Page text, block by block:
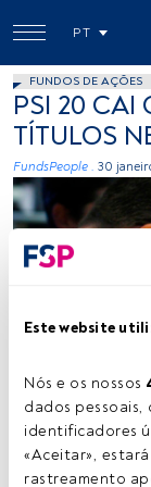
Este website
Nós e os nossos
dados pessoais,
identificadores
«Aceitar»,
rastreamento
PT
FUNDOS DE AÇÕES
PSI 20 CAI
TÍTULOS
FundsPeople . 30
Tempo de leitura:1